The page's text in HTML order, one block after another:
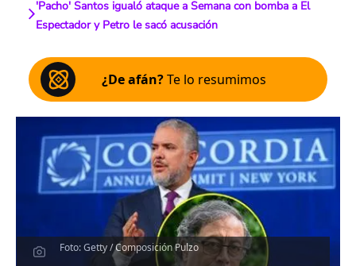
'Pacho' Santos igualó ataque a Semana con bomba a El
Espectador y Petro le sacó acusación
¿De afán?Te lo resumimos
Foto: Getty / Composición Pulzo